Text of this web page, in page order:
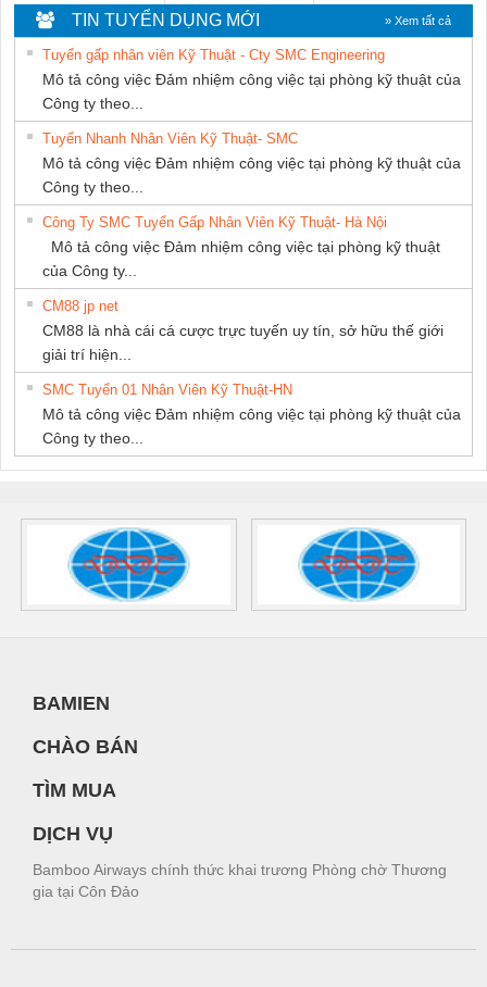
DONG THANH
THIÊN ÂN VIỆT
NAM
Nam Quốc Thịnh
TIN TUYỂN DỤNG MỚI » Xem tất cả
Tuyển gấp nhân viên Kỹ Thuật - Cty SMC Engineering
Mô tả công việc Đảm nhiệm công việc tại phòng kỹ thuật của
Công ty theo...
Tuyển Nhanh Nhân Viên Kỹ Thuật- SMC
Mô tả công việc Đảm nhiệm công việc tại phòng kỹ thuật của
Công ty theo...
Công Ty SMC Tuyển Gấp Nhân Viên Kỹ Thuật- Hà Nội
Mô tả công việc Đảm nhiệm công việc tại phòng kỹ thuật
của Công ty...
CM88 jp net
CM88 là nhà cái cá cược trực tuyến uy tín, sở hữu thế giới
giải trí hiện...
SMC Tuyển 01 Nhân Viên Kỹ Thuật-HN
Mô tả công việc Đảm nhiệm công việc tại phòng kỹ thuật của
Công ty theo...
BAMIEN
CHÀO BÁN
TÌM MUA
DỊCH VỤ
Bamboo Airways chính thức khai trương Phòng chờ Thương
gia tại Côn Đảo